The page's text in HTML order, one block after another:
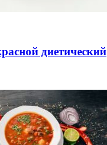
диетический